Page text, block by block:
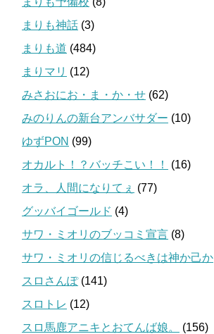
まりも神話 (3)
まりも道 (484)
まりマリ (12)
みさおにお・ま・か・せ (62)
みのりんの新台アンバサダー (10)
ゆずPON (99)
オカルト！？バッチこい！！
(16)
オラ、人間になりてぇ (77)
グッバイゴールド (4)
サワ・ミオリのブッコミ宣言 (8)
サワ・ミオリの信じるべきは神か己か
スロさんぽ(141)
スロトレ (12)
スロ馬鹿アニキとおてんば娘。
(156)